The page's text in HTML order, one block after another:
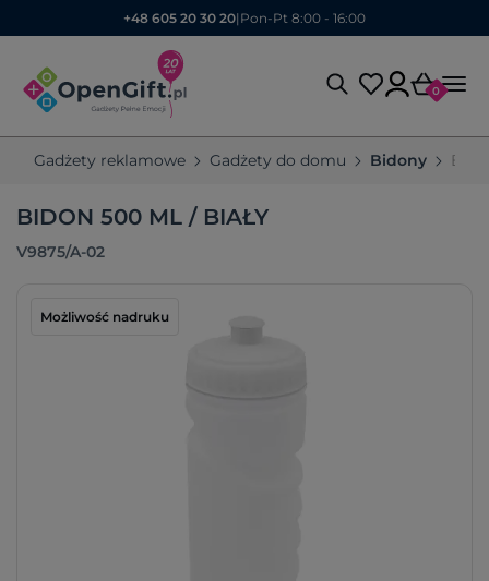
+48 605 20 30 20| Pon-Pt 8:00 - 16:00
0
Gadżety reklamowe Gadżety do domu Bidony
BIDON 500 ML / BIAŁY
V9875/A-02
Możliwość nadruku